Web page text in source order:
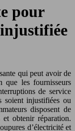
pour
qui peut avoir de
que les fournisseurs
de service
soient injustifiées ou
disposent de
obtenir réparation.
d’électricité et